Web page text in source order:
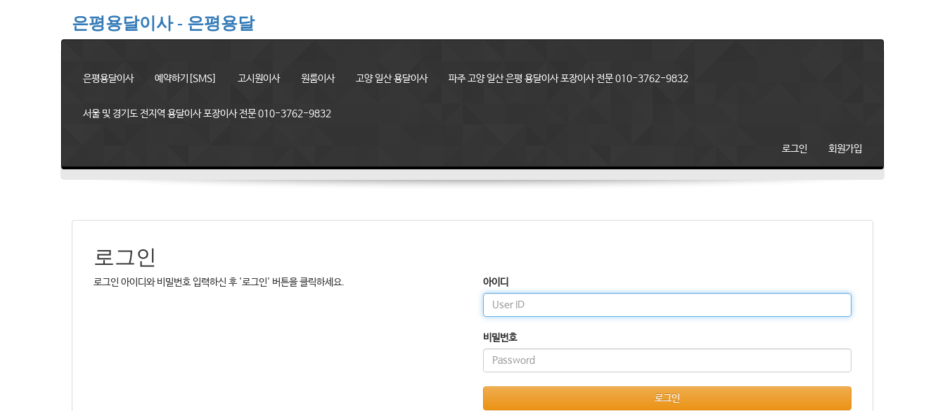
은평용달이사 - 은평용달
은평용달이사 예약하기[SMS] 고시원이사 원룸이사 고양 일산 용달이사 파주 고양 일산 은평 용달이사 포장이사 전문 010-3762-9832
서울 및 경기도 전지역 용달이사 포장이사 전문 010-3762-9832
로그인 회원가입
로그인
로그인 아이디와 비밀번호 입력하신 후 '로그인' 버튼을 클릭하세요. 아이디
비밀번호
로그인